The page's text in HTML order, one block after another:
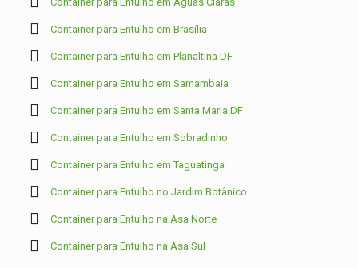
Container para Entulho em Brasília
Container para Entulho em Planaltina DF
Container para Entulho em Samambaia
Container para Entulho em Santa Maria DF
Container para Entulho em Sobradinho
Container para Entulho em Taguatinga
Container para Entulho no Jardim Botânico
Container para Entulho na Asa Norte
Container para Entulho na Asa Sul